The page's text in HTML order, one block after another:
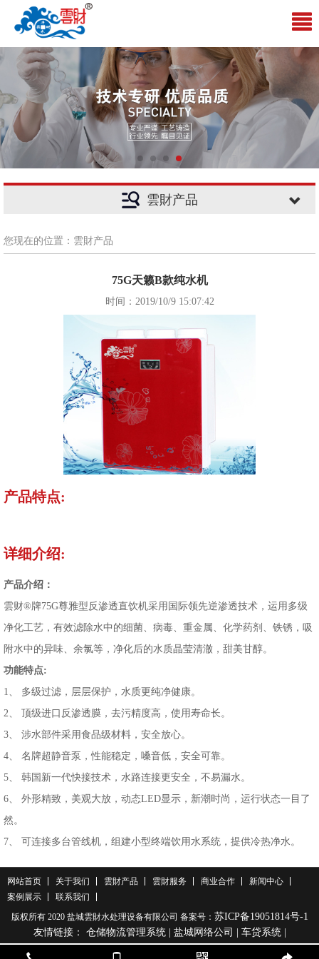
雲財产品
您现在的位置：雲財产品
75G天籁B款纯水机
时间：2019/10/9 15:07:42
产品特点:
详细介绍:
产品介绍：
雲财® 牌75G尊雅型反渗透直饮机采用国际领先逆渗透技术，运用多级
净化工艺，有效滤除水中的细菌、病毒、重金属、化学药剂、铁锈，吸
附水中的异味、余氯等，净化后的水质晶莹清澈，甜美甘醇。
功能特点:
1、 多级过滤，层层保护，水质更纯净健康。
2、 顶级进口反渗透膜，去污精度高，使用寿命长。
3、 涉水部件采用食品级材料，安全放心。
4、 名牌超静音泵，性能稳定，嗓音低，安全可靠。
5、 韩国新一代快接技术，水路连接更安全，不易漏水。
6、 外形精致，美观大放，动态LED显示，新潮时尚，运行状态一目了
然。
7、 可连接多台管线机，组建小型终端饮用水系统，提供冷热净水。
网站首页 关于我们 雲財产品 雲財服务 商业合作
新闻中心
案例展示
联系我们
版权所有 2020 盐城雲財水处理设备有限公司 备案号： 苏ICP备19051814号-1
友情链接： 仓储物流管理系统| 盐城网络公司 | 车贷系统|